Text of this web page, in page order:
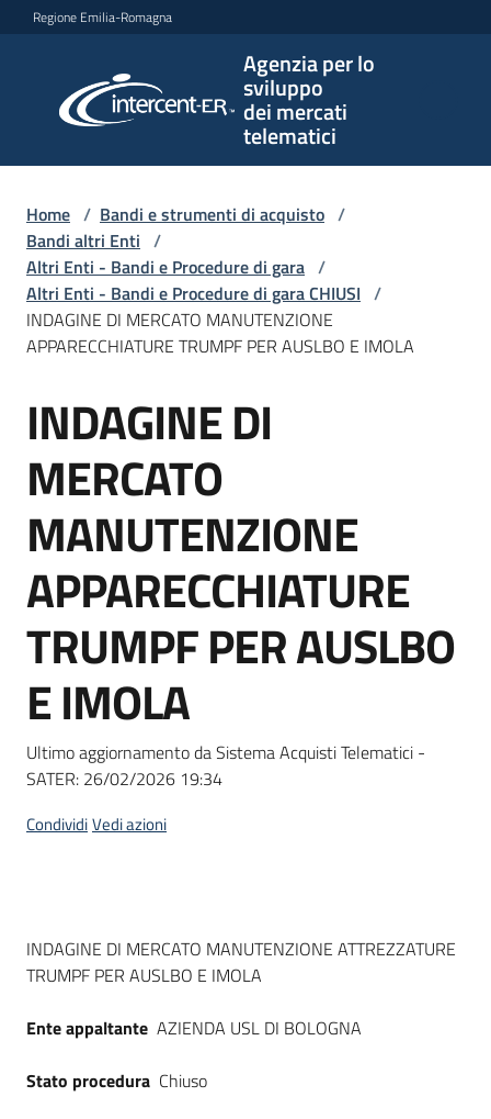
Vai al contenuto
Vai alla navigazione
Vai al footer
Regione Emilia-Romagna
Agenzia per lo
sviluppo
dei mercati
telematici
per lo
sviluppo
telematici
L'Agenzia
Bandi
di
Supporto
Piattaforme
telematiche
su
Home / Bandi e strumenti di acquisto /
Bandi altri Enti /
Altri Enti - Bandi e Procedure di gara /
Altri Enti - Bandi e Procedure di gara CHIUSI /
INDAGINE DI MERCATO MANUTENZIONE
APPARECCHIATURE TRUMPF PER AUSLBO E IMOLA
Salta al contenuto
INDAGINE DI
MERCATO
MANUTENZIONE
APPARECCHIATURE
TRUMPF PER AUSLBO
E IMOLA
Ultimo aggiornamento da Sistema Acquisti Telematici -
SATER: 26/02/2026 19:34
CondividiVedi azioni
Dati del bando
INDAGINE DI MERCATO MANUTENZIONE ATTREZZATURE
TRUMPF PER AUSLBO E IMOLA
Ente appaltante AZIENDA USL DI BOLOGNA
Stato procedura Chiuso